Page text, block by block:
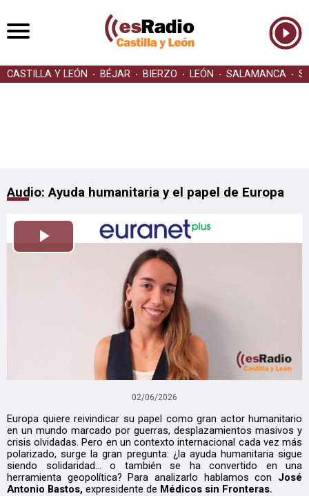
CASTILLA Y LEÓN BÉJAR BIERZO LEÓN SALAMANCA
Audio: Ayuda humanitaria y el papel de Europa
Reproducir
02/06/2026
Europa quiere reivindicar su papel como gran actor humanitario
en un mundo marcado por guerras, desplazamientos masivos y
crisis olvidadas. Pero en un contexto internacional cada vez más
polarizado, surge la gran pregunta: ¿la ayuda humanitaria sigue
siendo solidaridad… o también se ha convertido en una
herramienta geopolítica? Para analizarlo hablamos con José
Antonio Bastos, expresidente de Médicos sin Fronteras.